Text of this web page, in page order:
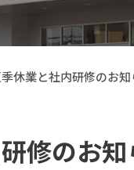
ンス用品
休業と社内研修のお知
修のお知